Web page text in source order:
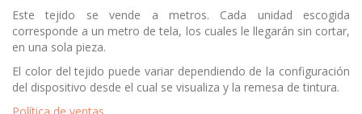
Este tejido se vende a metros. Cada unidad escogida
corresponde a un metro de tela, los cuales le llegarán sin cortar,
en una sola pieza.
El color del tejido puede variar dependiendo de la configuración
del dispositivo desde el cual se visualiza y la remesa de tintura.